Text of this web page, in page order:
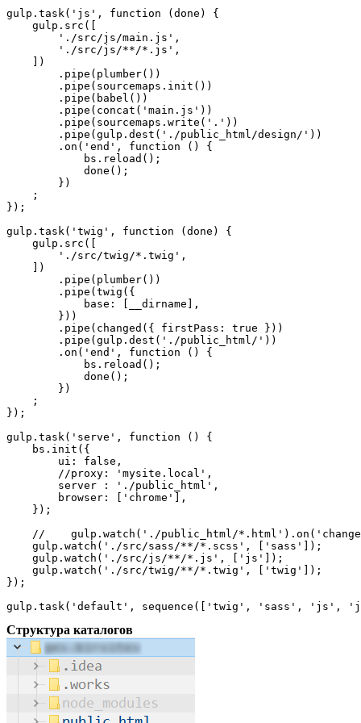
gulp.task('js', function (done) {
    gulp.src([
        './src/js/main.js',
        './src/js/**/*.js',
    ])
        .pipe(plumber())
        .pipe(sourcemaps.init())
        .pipe(babel())
        .pipe(concat('main.js'))
        .pipe(sourcemaps.write('.'))
        .pipe(gulp.dest('./public_html/design/'))
        .on('end', function () {
            bs.reload();
            done();
        })
    ;
});
gulp.task('twig', function (done) {
    gulp.src([
        './src/twig/*.twig',
    ])
        .pipe(plumber())
        .pipe(twig({
            base: [__dirname],
        }))
        .pipe(changed({ firstPass: true }))
        .pipe(gulp.dest('./public_html/'))
        .on('end', function () {
            bs.reload();
            done();
        })
    ;
});
gulp.task('serve', function () {
    bs.init({
        ui: false,
        //proxy: 'mysite.local',
        server : './public_html',
        browser: ['chrome'],
    });
//    gulp.watch('./public_html/
    gulp.watch('./src/sass/**/*.scss', ['sass']);
    gulp.watch('./src/js/**/*.js', ['js']);
    gulp.watch('./src/twig/**/*.twig', ['twig']);
});
gulp.task('default', sequence(['twig', 'sass', 'js',
Структура каталогов